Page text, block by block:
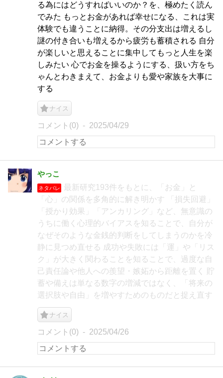
る為にはどうすればいいのか？を、極めたく読ん
でみた もっとお金があれば幸せになる、これは実
体験でも違うことに納得。その分支出は増えるし
謎の付き合いも増えるから疲労も蓄積される 自分
が楽しいと思えることに集中してもっと人生を楽
しみたい 心でお金を操るようにする、扱い方をち
ゃんとわきまえて、お金よりも愛や家族を大事に
する
ナイス
コメント(0) 2025/04/29
やっこ
ネタバレ
最新研究193件をもとに、「お金」と
「心」の関係を多角的に解き明かす 「損失回避」
「授かり効果」「アンカリング」など、無意識の
うちに働く心理的バイアスを知ることで、自分が
なぜそのような金銭的判断をしてしまうのかを冷
静に見つめ直せる 成功や失敗には「運」や「リス
ク」が大きく関わることを知ることで、過度な自
己責任論や他人への羨望・嫉妬から距離を置く 貯
蓄や備えは単なる数字の増減ではなく、「将来の
選択肢や自由」を増やすためのものだと捉え直す
ナイス
コメント(0) 2025/04/26